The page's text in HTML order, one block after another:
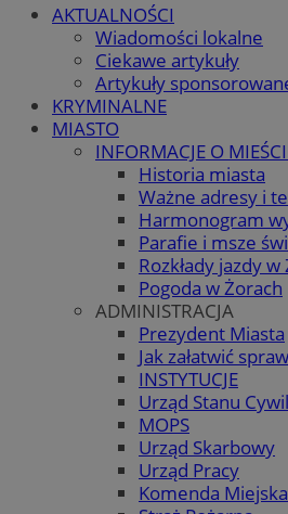
AKTUALNOŚCI
Wiadomości lokalne
Ciekawe artykuły
Artykuły
KRYMINALNE
MIASTO
INFORMACJE O
Historia miasta
Ważne adresy i
Harmonogram
Parafie i msze
Rozkłady jazdy w
Pogoda w Żorach
ADMINISTRACJA
Prezydent Miasta
Jak załatwić
INSTYTUCJE
Urząd Stanu
MOPS
Urząd Skarbowy
Urząd Pracy
Komenda